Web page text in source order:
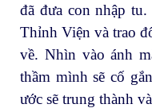
đã đưa con nhập
Thỉnh Viện và trao
về. Nhìn vào ánh
thầm mình sẽ cố
ước sẽ trung thành